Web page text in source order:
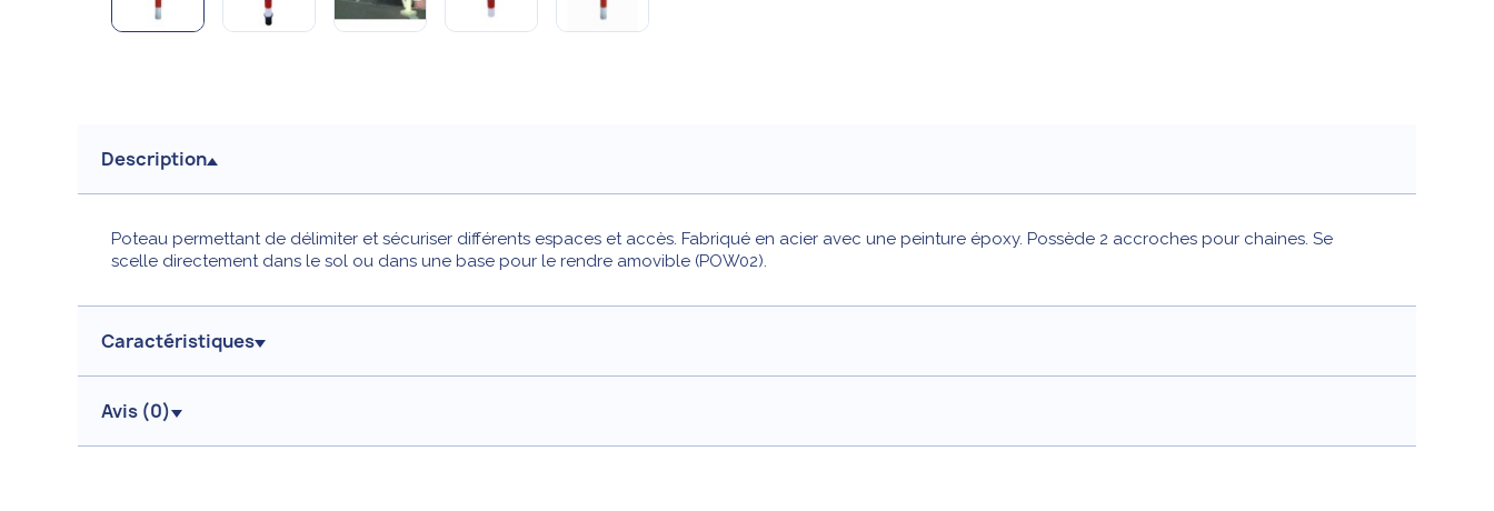
Description
Poteau permettant de délimiter et sécuriser différents espaces et accès. Fabriqué en acier avec une peinture époxy. Possède 2 accroches pour chaines. Se
scelle directement dans le sol ou dans une base pour le rendre amovible (POW02).
Caractéristiques
Avis (0)